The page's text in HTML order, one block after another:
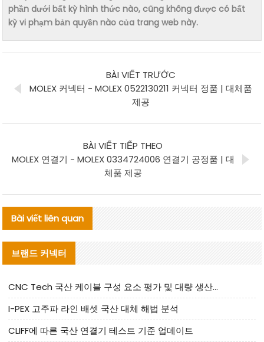
phần dưới bất kỳ hình thức nào, cũng không được có bất
kỳ vi phạm bản quyền nào của trang web này.
BÀI VIẾT TRƯỚC
MOLEX 커넥터 - MOLEX 0522130211 커넥터 정품 | 대체품
제공
BÀI VIẾT TIẾP THEO
MOLEX 연결기 - MOLEX 0334724006 연결기 공정품 | 대
체품 제공
Bài viết liên quan
브랜드 커넥터
CNC Tech 국산 케이블 구성 요소 평가 및 대량 생산 적합성 가이드
I-PEX 고주파 라인 배셋 국산 대체 해법 분석
CLIFF에 따른 국산 연결기 테스트 기준 업데이트